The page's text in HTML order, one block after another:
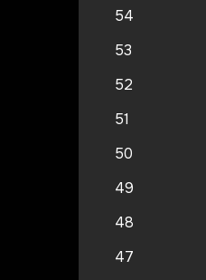
54
53
52
51
50
49
48
47